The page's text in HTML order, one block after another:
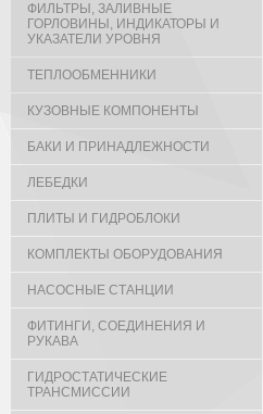
ФИЛЬТРЫ, ЗАЛИВНЫЕ
ГОРЛОВИНЫ, ИНДИКАТОРЫ И
УКАЗАТЕЛИ УРОВНЯ
ТЕПЛООБМЕННИКИ
КУЗОВНЫЕ КОМПОНЕНТЫ
БАКИ И ПРИНАДЛЕЖНОСТИ
ЛЕБЕДКИ
ПЛИТЫ И ГИДРОБЛОКИ
КОМПЛЕКТЫ ОБОРУДОВАНИЯ
НАСОСНЫЕ СТАНЦИИ
ФИТИНГИ, СОЕДИНЕНИЯ И
РУКАВА
ГИДРОСТАТИЧЕСКИЕ
ТРАНСМИССИИ